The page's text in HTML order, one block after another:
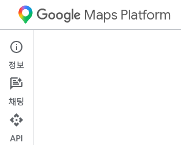
Maps Platform
Support Services
Google Maps Platform 문서
정보
채팅
API